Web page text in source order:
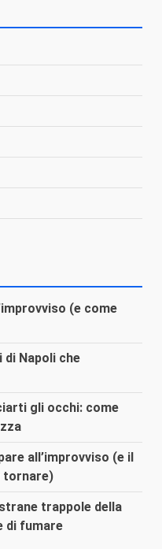
(e come
di Napoli che
gli occhi: come
all’improvviso (e il
tornare)
trappole della
di fumare